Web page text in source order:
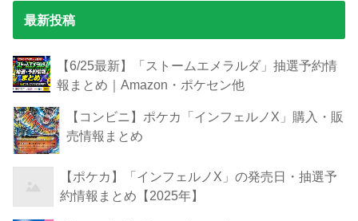
最新投稿
【6/25最新】「ストームエメラルダ」抽選予約情
報まとめ｜Amazon・ポケセン他
【コンビニ】ポケカ「インフェルノX」購入・販
売情報まとめ
【ポケカ】「インフェルノX」の発売日・抽選予
約情報まとめ【2025年】